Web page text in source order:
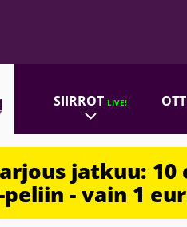
SIIRROTLIVE!
jatkuu:
peliin - vain 1